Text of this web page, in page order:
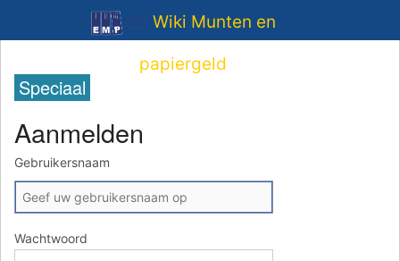
Wiki Munten en
papiergeld
Speciaal
Aanmelden
Gebruikersnaam
Wachtwoord